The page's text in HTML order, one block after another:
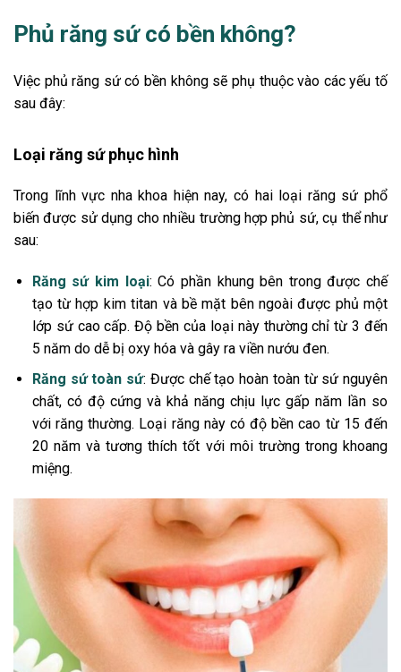
Phủ răng sứ có bền không?
Việc phủ răng sứ có bền không sẽ phụ thuộc vào các yếu tố
sau đây:
Loại răng sứ phục hình
Trong lĩnh vực nha khoa hiện nay, có hai loại răng sứ phổ
biến được sử dụng cho nhiều trường hợp phủ sứ, cụ thể như
sau:
Răng sứ kim loại: Có phần khung bên trong được chế
tạo từ hợp kim titan và bề mặt bên ngoài được phủ một
lớp sứ cao cấp. Độ bền của loại này thường chỉ từ 3 đến
5 năm do dễ bị oxy hóa và gây ra viền nướu đen.
Răng sứ toàn sứ: Được chế tạo hoàn toàn từ sứ nguyên
chất, có độ cứng và khả năng chịu lực gấp năm lần so
với răng thường. Loại răng này có độ bền cao từ 15 đến
20 năm và tương thích tốt với môi trường trong khoang
miệng.